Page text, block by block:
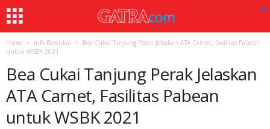
Home Info Beacukai
Bea Cukai Tanjung Perak Jelaskan ATA Carnet, Fasilitas Pabean
untuk WSBK 2021
Bea Cukai Tanjung Perak Jelaskan
ATA Carnet, Fasilitas Pabean
untuk WSBK 2021